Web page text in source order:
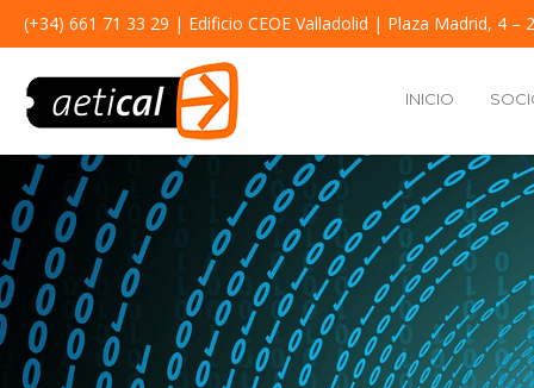
(+34) 661 71 33 29 | Edificio CEOE Valladolid | Plaza Madrid, 4 –
INICIO